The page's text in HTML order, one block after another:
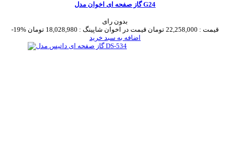
گاز صفحه ای اخوان مدل G24
بدون رای
-19%
قیمت : 22,258,000 تومان قیمت در اخوان شاپینگ : 18,028,980 تومان
اضافه به سبد خرید